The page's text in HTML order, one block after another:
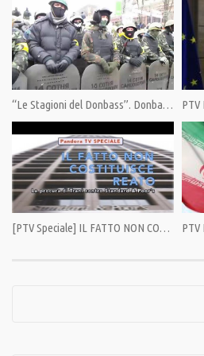
Category:News,PrimoPiano
Tags:Berta Cáceres Cina,Honduras, Janis Varoufakis ,
“Le Stagioni del Donbass”. Donbass Seasons (Sottotitoli in italiano)
[PTV Speciale] IL FATTO NON COSTITUISCE REATO – La procura di Trani contro Standard & Poor’s